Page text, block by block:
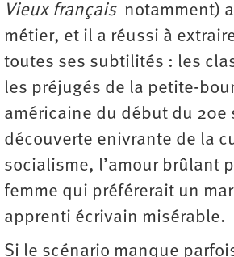
Vieux françaisnotamment)
métier, et il a réussi à
toutes ses subtilités : les
les préjugés de la petite-
américaine du début du 20e
découverte enivrante de la
socialisme, l’amour brûlant
femme qui préférerait un
apprenti écrivain misérable.
Si le scénario manque